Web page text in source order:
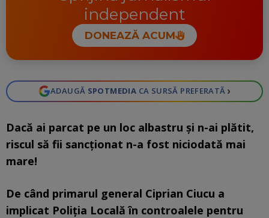
independent
DONEAZĂ ACUM
ADAUGĂ SPOTMEDIA CA SURSĂ PREFERATĂ ›
Dacă ai parcat pe un loc albastru și n-ai plătit,
riscul să fii sancționat n-a fost niciodată mai
mare!
De când primarul general Ciprian Ciucu a
implicat Poliția Locală în controalele pentru